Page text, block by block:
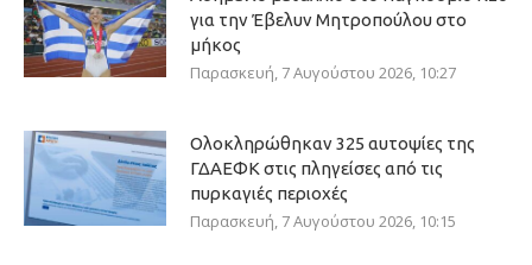
για την Έβελυν Μητροπούλου στο
μήκος
Παρασκευή, 7 Αυγούστου 2026, 10:27
Ολοκληρώθηκαν 325 αυτοψίες της
ΓΔΑΕΦΚ στις πληγείσες από τις
πυρκαγιές περιοχές
Παρασκευή, 7 Αυγούστου 2026, 10:15